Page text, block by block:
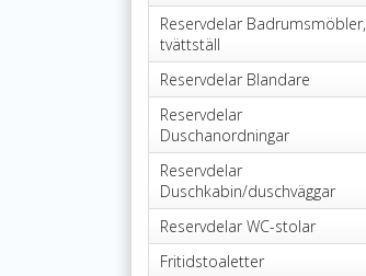
Reservdelar Badrumsmöbler,
tvättställ
Reservdelar Blandare
Reservdelar
Duschanordningar
Reservdelar
Duschkabin/duschväggar
Reservdelar WC-stolar
Fritidstoaletter